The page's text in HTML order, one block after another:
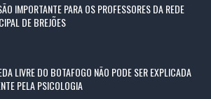
IMPORTANTE PARA OS PROFESSORES DA REDE
DE BREJÕES
LIVRE DO BOTAFOGO NÃO PODE SER EXPLICADA
PELA PSICOLOGIA